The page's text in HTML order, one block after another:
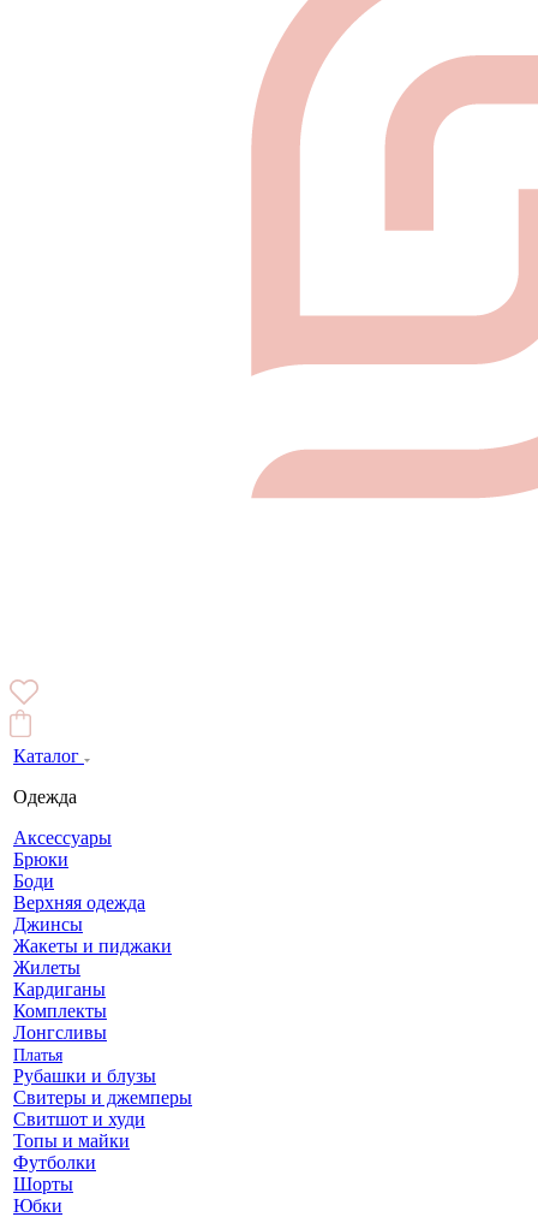
Каталог
Одежда
Аксессуары
Брюки
Боди
Верхняя одежда
Джинсы
Жакеты и пиджаки
Жилеты
Кардиганы
Комплекты
Лонгсливы
Платья
Рубашки и блузы
Свитеры и джемперы
Свитшот и худи
Топы и майки
Футболки
Шорты
Юбки